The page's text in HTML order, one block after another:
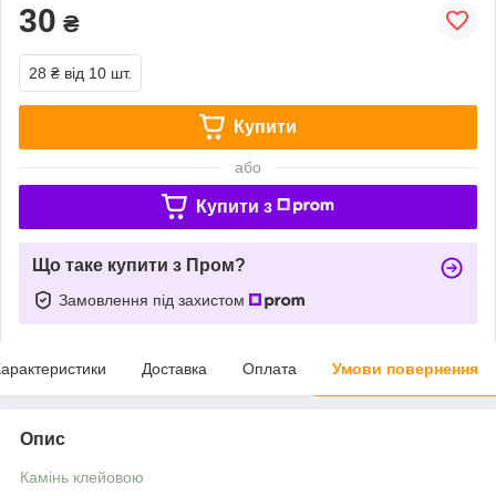
30 ₴
28 ₴ від 10 шт.
Купити
або
Купити з
Що таке купити з Пром?
Замовлення під захистом
Доставка Оплата Умови повернення
Опис
Камінь клейовою